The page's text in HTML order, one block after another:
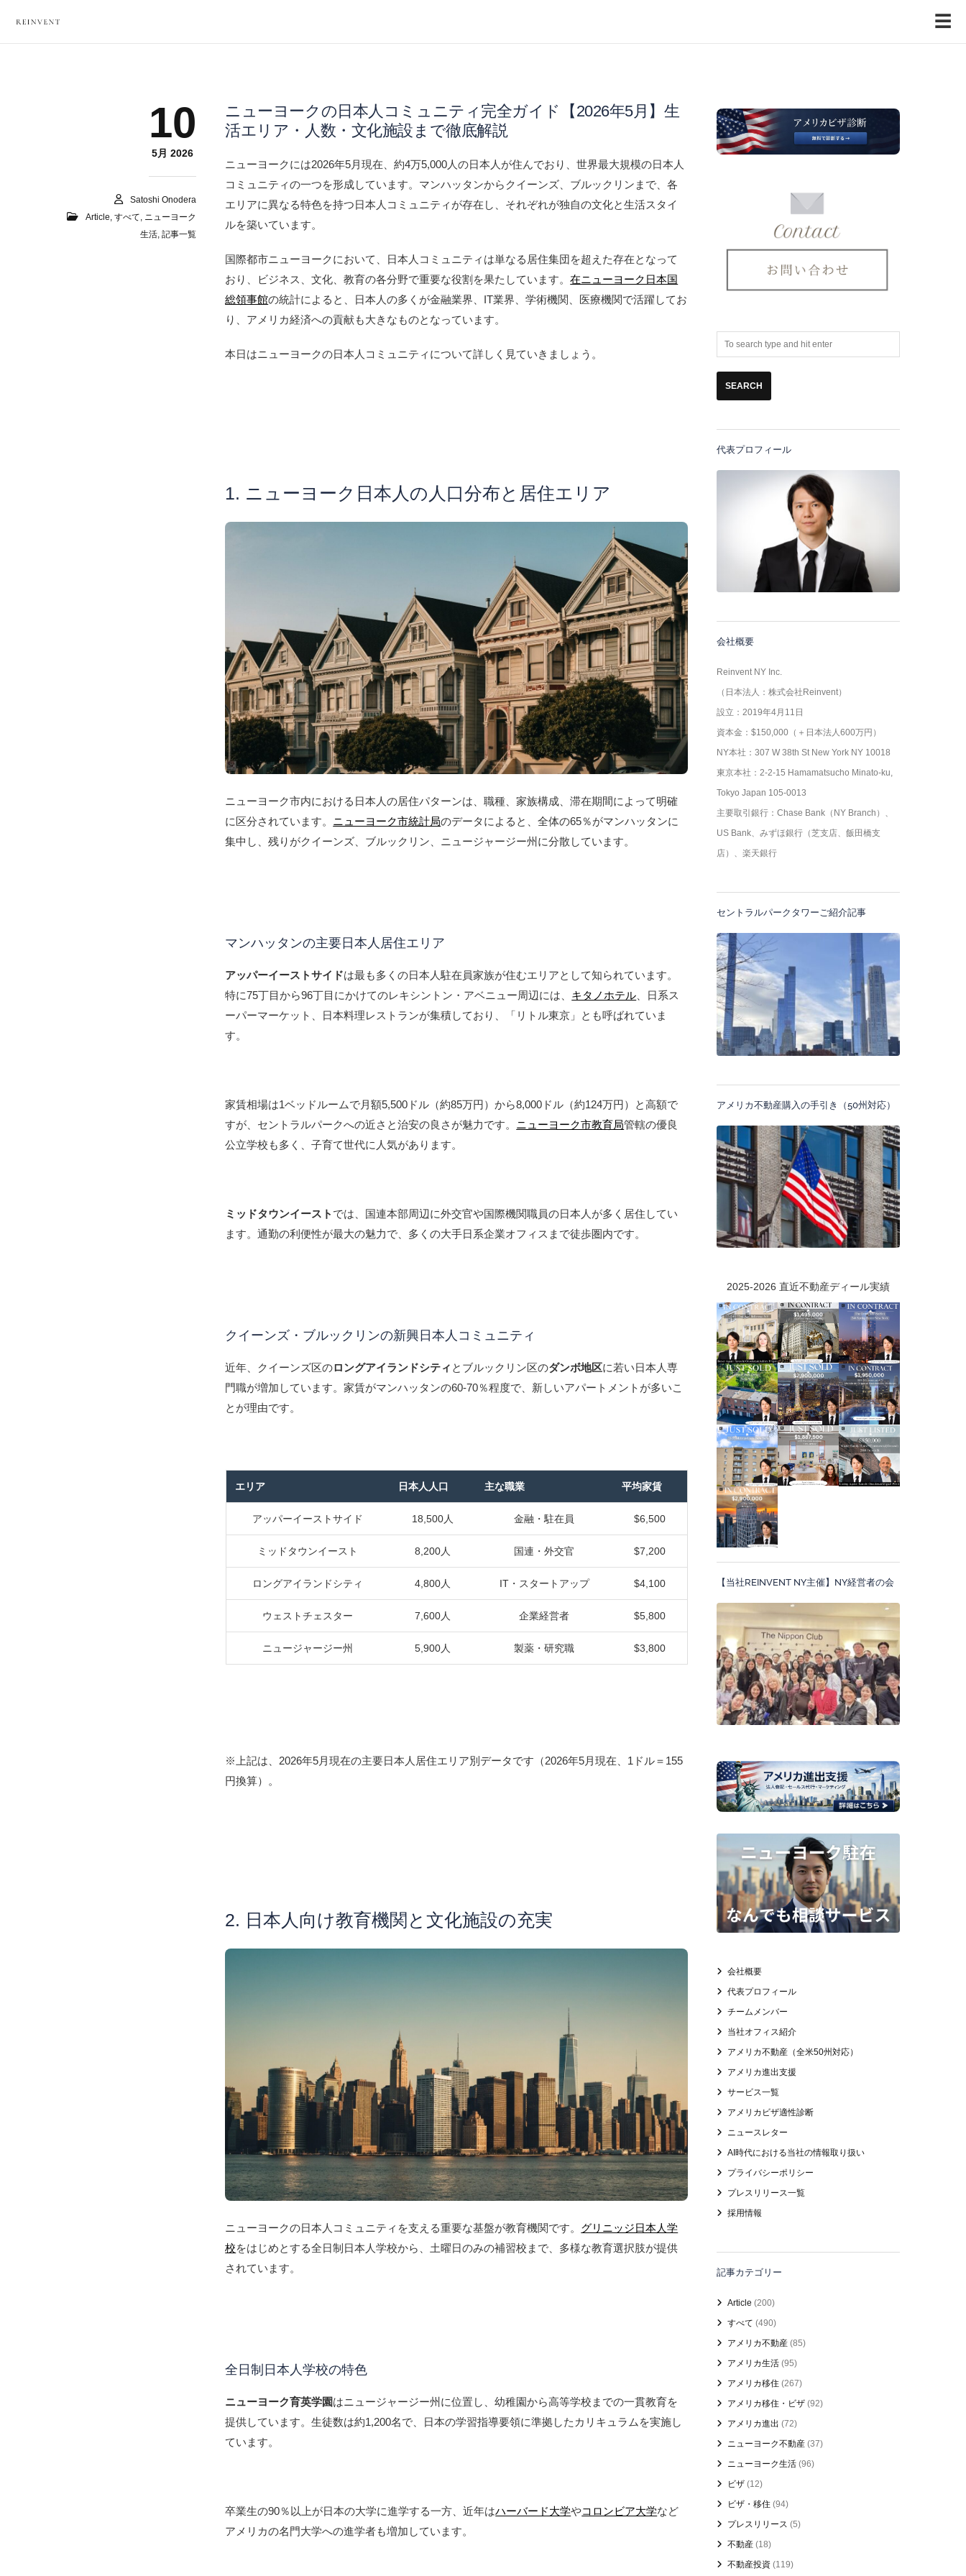
☰
10
5月 2026
Satoshi Onodera
Article,すべて, ニューヨーク
生活,記事一覧
ニューヨークの日本人コミュニティ完全ガイド【2026年5月】生
活エリア・人数・文化施設まで徹底解説
ニューヨークには2026年5月現在、約4万5,000人の日本人が住んでおり、世界最大規模の日本人
コミュニティの一つを形成しています。マンハッタンからクイーンズ、ブルックリンまで、各
エリアに異なる特色を持つ日本人コミュニティが存在し、それぞれが独自の文化と生活スタイ
ルを築いています。
国際都市ニューヨークにおいて、日本人コミュニティは単なる居住集団を超えた存在となって
おり、ビジネス、文化、教育の各分野で重要な役割を果たしています。在ニューヨーク日本国
総領事館の統計によると、日本人の多くが金融業界、IT業界、学術機関、医療機関で活躍してお
り、アメリカ経済への貢献も大きなものとなっています。
本日はニューヨークの日本人コミュニティについて詳しく見ていきましょう。
1. ニューヨーク日本人の人口分布と居住エリア
ニューヨーク市内における日本人の居住パターンは、職種、家族構成、滞在期間によって明確
に区分されています。 ニューヨーク市統計局のデータによると、全体の65％がマンハッタンに
集中し、残りがクイーンズ、ブルックリン、ニュージャージー州に分散しています。
マンハッタンの主要日本人居住エリア
アッパーイーストサイドは最も多くの日本人駐在員家族が住むエリアとして知られています。
特に75丁目から96丁目にかけてのレキシントン・アベニュー周辺には、 キタノホテル 、日系ス
ーパーマーケット、日本料理レストランが集積しており、「リトル東京」とも呼ばれていま
す。
家賃相場は1ベッドルームで月額5,500ドル（約85万円）から8,000ドル（約124万円）と高額で
すが、セントラルパークへの近さと治安の良さが魅力です。 ニューヨーク市教育局管轄の優良
公立学校も多く、子育て世代に人気があります。
ミッドタウンイースト では、国連本部周辺に外交官や国際機関職員の日本人が多く居住してい
ます。通勤の利便性が最大の魅力で、多くの大手日系企業オフィスまで徒歩圏内です。
クイーンズ・ブルックリンの新興日本人コミュニティ
近年、クイーンズ区のロングアイランドシティ とブルックリン区のダンボ地区に若い日本人専
門職が増加しています。家賃がマンハッタンの60-70％程度で、新しいアパートメントが多いこ
とが理由です。
エリア 日本人人口 主な職業 平均家賃
アッパーイーストサイド 18,500人 金融・駐在員 $6,500
ミッドタウンイースト 8,200人 国連・外交官 $7,200
ロングアイランドシティ 4,800人 IT・スタートアップ $4,100
ウェストチェスター 7,600人 企業経営者 $5,800
ニュージャージー州 5,900人 製薬・研究職 $3,800
※上記は、2026年5月現在の主要日本人居住エリア別データです（2026年5月現在、1ドル＝155
円換算）。
2. 日本人向け教育機関と文化施設の充実
ニューヨークの日本人コミュニティを支える重要な基盤が教育機関です。 グリニッジ日本人学
校をはじめとする全日制日本人学校から、土曜日のみの補習校まで、多様な教育選択肢が提供
されています。
全日制日本人学校の特色
ニューヨーク育英学園はニュージャージー州に位置し、幼稚園から高等学校までの一貫教育を
提供しています。生徒数は約1,200名で、日本の学習指導要領に準拠したカリキュラムを実施し
ています。
卒業生の90％以上が日本の大学に進学する一方、近年はハーバード大学やコロンビア大学など
アメリカの名門大学への進学者も増加しています。
代表プロフィール
会社概要
Reinvent NY Inc.
（日本法人：株式会社Reinvent）
設立：2019年4月11日
資本金：$150,000（＋日本法人600万円）
NY本社：307 W 38th St New York NY 10018
東京本社：2-2-15 Hamamatsucho Minato-ku,
Tokyo Japan 105-0013
主要取引銀行：Chase Bank（NY Branch）、
US Bank、みずほ銀行（芝支店、飯田橋支
店）、楽天銀行
セントラルパークタワーご紹介記事
アメリカ不動産購入の手引き（50州対応）
2025-2026 直近不動産ディール実績
【当社REINVENT NY主催】NY経営者の会
会社概要
代表プロフィール
チームメンバー
当社オフィス紹介
アメリカ不動産（全米50州対応）
アメリカ進出支援
サービス一覧
アメリカビザ適性診断
ニュースレター
AI時代における当社の情報取り扱い
プライバシーポリシー
プレスリリース一覧
採用情報
記事カテゴリー
Article (200)
すべて (490)
アメリカ不動産 (85)
アメリカ生活 (95)
アメリカ移住 (267)
アメリカ移住・ビザ (92)
アメリカ進出 (72)
ニューヨーク不動産 (37)
ニューヨーク生活 (96)
ビザ (12)
ビザ・移住 (94)
プレスリリース (5)
不動産 (18)
不動産投資 (119)